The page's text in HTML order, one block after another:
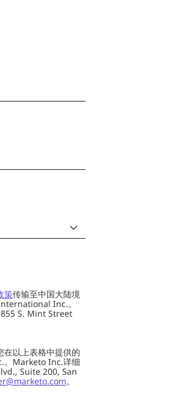
策传输至中国大陆境
Inc.。
S. Mint Street
在以上表格中提供的
。Marketo Inc.详细
Suite 200, San
。